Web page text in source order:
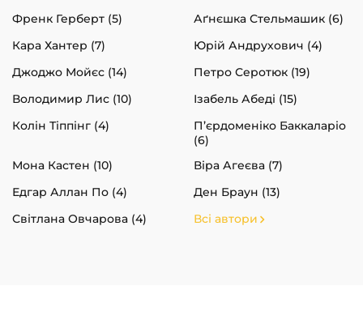
Френк Герберт (5)
Аґнєшка Стельмашик (6)
Кара Хантер (7)
Юрій Андрухович (4)
Джоджо Мойєс (14)
Петро Серотюк (19)
Володимир Лис (10)
Ізабель Абеді (15)
Колін Тіппінг (4)
П’єрдоменіко Баккаларіо
(6)
Мона Кастен (10)
Віра Агеєва (7)
Едгар Аллан По (4)
Ден Браун (13)
Світлана Овчарова (4)
Всі автори